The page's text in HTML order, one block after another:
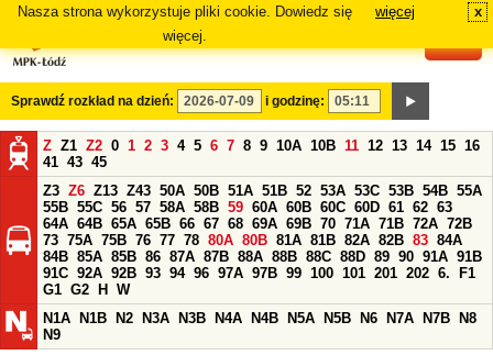
Nasza strona wykorzystuje pliki cookie. Dowiedz się
więcej.
więcej x
Sprawdź rozkład na dzień: i godzinę:
Z Z1 Z2 0 1 2 3 4 5 6 7 8 9 10A 10B 11 12 13 14 15 16
41 43 45
Z3 Z6 Z13 Z43 50A 50B 51A 51B 52 53A 53C 53B 54B 55A
55B 55C 56 57 58A 58B 59 60A 60B 60C 60D 61 62 63
64A 64B 65A 65B 66 67 68 69A 69B 70 71A 71B 72A 72B
73 75A 75B 76 77 78 80A 80B 81A 81B 82A 82B 83 84A
84B 85A 85B 86 87A 87B 88A 88B 88C 88D 89 90 91A 91B
91C 92A 92B 93 94 96 97A 97B 99 100 101 201 202 6.
F1
G1 G2 H
W
N1A
N1B N2 N3A N3B N4A N4B N5A N5B N6 N7A N7B
N8
N9